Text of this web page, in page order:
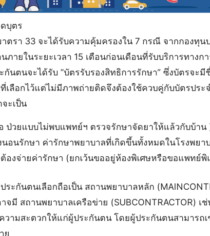
บุตร
ตรา 33 จะได้รับความคุ้มครองใน 7 กรณี จากกองทุน
ภายในระยะเวลา 15 เตือนก่อนเดือนที่รับบริการทางก
กันตนจะได้รับ “บัตรรับรองสิทธิการรักษา” ซึ่งบัตรจะ
เลือกไว้แต่ไม่มีภาพถ่ายติดจึงต้องใช้ควบคู่กับบัตรประ
ะเป็น
ป่วยแบบไม่พบแพทย์ฯ ตรวจรักษาจัดยาให้แล้วกับบ้าน
อนรักษา ค่ารักษาพยาบาลที่เกิดขึ้นทั้งหมดในโรงพยา
องจ่ายค่ารักษา (ยกเว้นขออยู่ห้องพิเศษหรือขอแพทย์พิเ
ระกันตนเลือกถือเป็น สถานพยาบาลหลัก
มี สถานพยาบาลเครือข่าย (SUBCONTRACTOR) เ
วามสะตวกให้แก่ผู้ประกันตน โดยผู้ประกันตนสามารถ
ย